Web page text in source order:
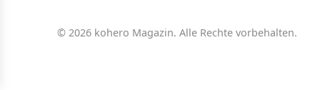
© 2026 kohero Magazin. Alle Rechte vorbehalten.